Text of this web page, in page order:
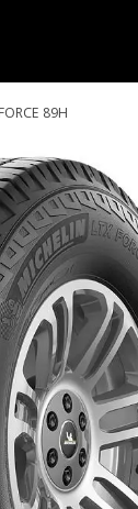
89H